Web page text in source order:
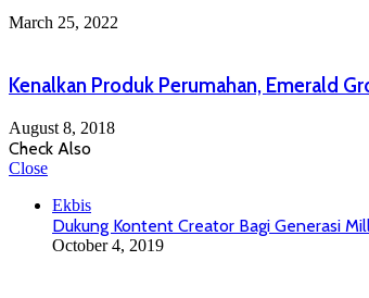
March 25, 2022
Kenalkan Produk Perumahan, Emerald
August 8, 2018
Check Also
Close
Ekbis
Dukung Kontent Creator Bagi Generasi
October 4, 2019